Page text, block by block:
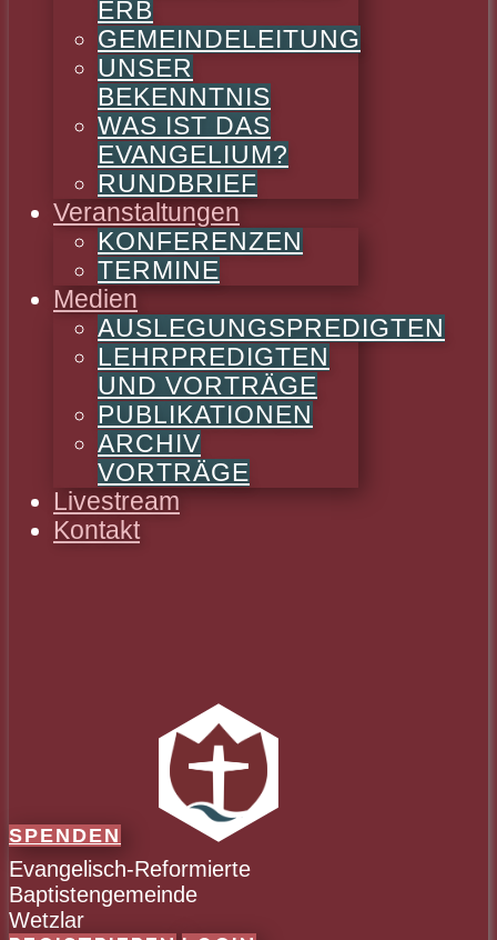
ERB
GEMEINDELEITUNG
UNSER
BEKENNTNIS
WAS IST DAS
EVANGELIUM?
RUNDBRIEF
Veranstaltungen
KONFERENZEN
TERMINE
Medien
AUSLEGUNGSPREDIGTEN
LEHRPREDIGTEN
UND VORTRÄGE
PUBLIKATIONEN
ARCHIV
VORTRÄGE
Livestream
Kontakt
SPENDEN
Evangelisch-Reformierte
Baptistengemeinde
Wetzlar